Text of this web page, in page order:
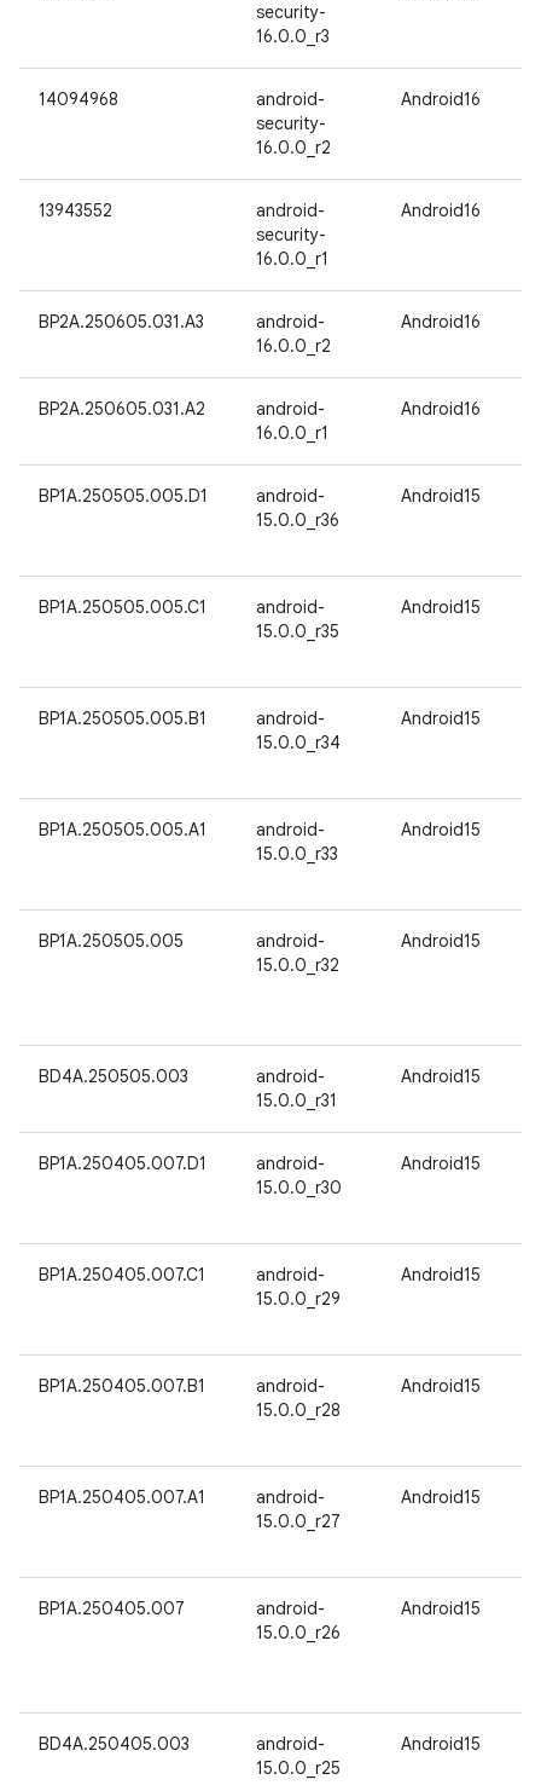
security-
16.0.0_r3
14094968
android-
security-
16.0.0_r2
Android16
13943552
android-
security-
16.0.0_r1
Android16
BP2A.250605.031.A3
android-
16.0.0_r2
Android16
BP2A.250605.031.A2
android-
16.0.0_r1
Android16
BP1A.250505.005.D1
android-
15.0.0_r36
Android15
BP1A.250505.005.C1
android-
15.0.0_r35
Android15
BP1A.250505.005.B1
android-
15.0.0_r34
Android15
BP1A.250505.005.A1
android-
15.0.0_r33
Android15
BP1A.250505.005
android-
15.0.0_r32
Android15
BD4A.250505.003
android-
15.0.0_r31
Android15
BP1A.250405.007.D1
android-
15.0.0_r30
Android15
BP1A.250405.007.C1
android-
15.0.0_r29
Android15
BP1A.250405.007.B1
android-
15.0.0_r28
Android15
BP1A.250405.007.A1
android-
15.0.0_r27
Android15
BP1A.250405.007
android-
15.0.0_r26
Android15
BD4A.250405.003
android-
15.0.0_r25
Android15